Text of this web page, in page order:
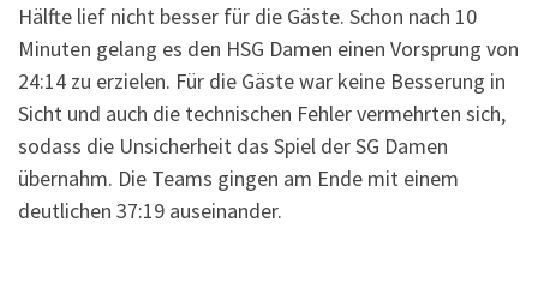
Hälfte lief nicht besser für die Gäste. Schon nach 10
Minuten gelang es den HSG Damen einen Vorsprung von
24:14 zu erzielen. Für die Gäste war keine Besserung in
Sicht und auch die technischen Fehler vermehrten sich,
sodass die Unsicherheit das Spiel der SG Damen
übernahm. Die Teams gingen am Ende mit einem
deutlichen 37:19 auseinander.